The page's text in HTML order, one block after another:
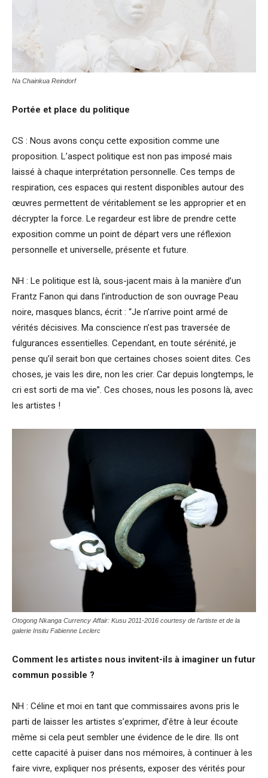
Na Chainkua Reindorf
Portée et place du politique
CS : Nous avons conçu cette exposition comme une
proposition. L’aspect politique est non pas imposé mais
laissé à chaque interprétation personnelle. Ces temps de
respiration, ces espaces qui restent disponibles autour des
œuvres permettent de véritablement se les approprier et en
décrypter la force. Le regardeur est libre de prendre cette
exposition comme un point de départ vers une réflexion
personnelle et universelle, présente et future.
NH : Le politique est là, sous-jacent mais à la manière d’un
Frantz Fanon qui dans l’introduction de son ouvrage Peau
noire, masques blancs, écrit : “Je n’arrive point armé de
vérités décisives. Ma conscience n’est pas traversée de
fulgurances essentielles. Cependant, en toute sérénité, je
pense qu’il serait bon que certaines choses soient dites. Ces
choses, je vais les dire, non les crier. Car depuis longtemps, le
cri est sorti de ma vie”. Ces choses, nous les posons là, avec
les artistes !
Otogong Nkanga Currency Affair: Kusu 2011-2016 courtesy de l’artiste et de la
galerie Insitu Fabienne Leclerc
Comment les artistes nous invitent-ils à imaginer un futur
commun possible ?
NH : Céline et moi en tant que commissaires avons pris le
parti de laisser les artistes s’exprimer, d’être à leur écoute
même si cela peut sembler une évidence de le dire. Ils ont
cette capacité à puiser dans nos mémoires, à continuer à les
faire vivre, expliquer nos présents, exposer des vérités pour